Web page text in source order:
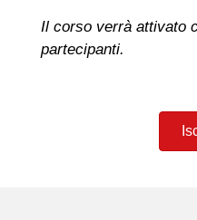
Il corso verrà attivato
partecipanti.